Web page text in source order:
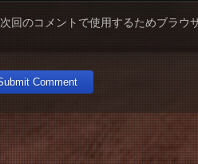
次回のコメントで使用するためブラウ